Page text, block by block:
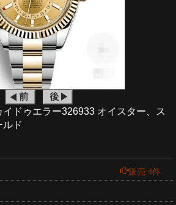
ドゥエラー326933 オイスター、ス
ルド
販売:4件